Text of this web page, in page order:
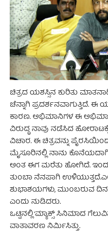
ಚಿತ್ರದ ಯಶಸ್ಸಿನ ಕುರಿತು
ಚೆನ್ನಾಗಿ ಪ್ರದರ್ಶನವಾಗುತ್ತಿದೆ.
ಕಾರಣ. ಅಭಿಮಾನಿಗಳ ಈ
ವಿರುದ್ಧ ನಾವು ನಡೆಸಿದ
ವಿಚಾರ. ಈ ಚಿತ್ರವನ್ನು ಪೈರಸಿಯಿಂದ
ಮೈಸೂರಿನಲ್ಲಿ ನಾನು
ಅಂತ ಈಗ ಮರೆತು ಹೋಗಿದೆ.
ತುಂಬಾ ನೆನಪಾಗಿ
ಶುಭಾಶಯಗಳು, ಮುಂಬರುವ
ಎಂದು ನುಡಿದರು.
ಒಟ್ಟಿನಲ್ಲಿ ‘ಮ್ಯಾಕ್ಸ್’ ಸಿನಿಮಾದ
ವಾತಾವರಣ ನಿರ್ಮಿಸಿತ್ತು.